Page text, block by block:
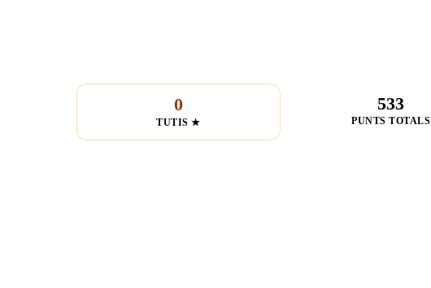
0
TUTIS ★
533
PUNTS TOTALS